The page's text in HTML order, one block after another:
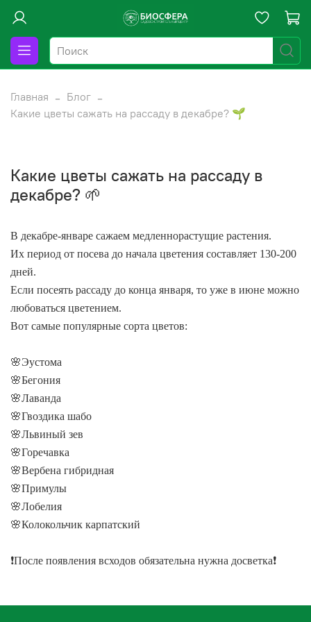
Главная
Блог
Какие цветы сажать на рассаду в декабре? 🌱
Какие цветы сажать на рассаду в
декабре? 🌱
В декабре-январе сажаем медленнорастущие растения.
Их период от посева до начала цветения составляет 130-200
дней.
Если посеять рассаду до конца января, то уже в июне можно
любоваться цветением.
Вот самые популярные сорта цветов:
🌸Эустома
🌸Бегония
🌸Лаванда
🌸Гвоздика шабо
🌸Львиный зев
🌸Горечавка
🌸Вербена гибридная
🌸Примулы
🌸Лобелия
🌸Колокольчик карпатский
❗После появления всходов обязательна нужна досветка❗